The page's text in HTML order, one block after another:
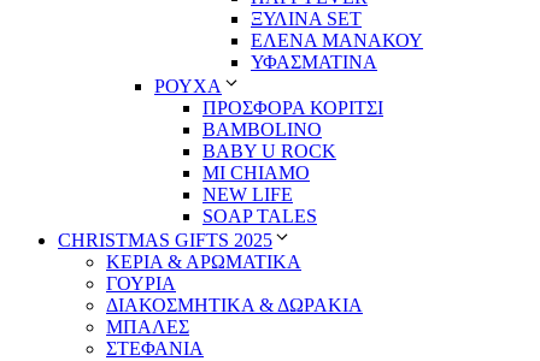
ΞΥΛΙΝΑ SET
ΕΛΕΝΑ ΜΑΝΑΚΟΥ
ΥΦΑΣΜΑΤΙΝΑ
ΡΟΥΧΑ
ΠΡΟΣΦΟΡΑ ΚΟΡΙΤΣΙ
BAMBOLINO
BABY U ROCK
MI CHIAMO
NEW LIFE
SOAP TALES
CHRISTMAS GIFTS 2025
ΚΕΡΙΑ & ΑΡΩΜΑΤΙΚΑ
ΓΟΥΡΙΑ
ΔΙΑΚΟΣΜΗΤΙΚΑ & ΔΩΡΑΚΙΑ
ΜΠΑΛΕΣ
ΣΤΕΦΑΝΙΑ